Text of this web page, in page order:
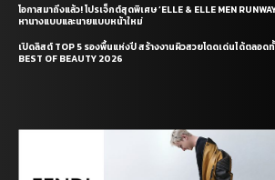
โอกาสมาถึงแล้ว! โปรเจ็กต์สุดพิเศษ ‘ELLE & ELLE MEN
หานางแบบและนายแบบหน้าใหม่
เปิดลิสต์ TOP 5 รองพื้นแห่งปี สร้างงานผิวสวยโดดเด่นได้ตลอดทั้
BEST OF BEAUTY 2026